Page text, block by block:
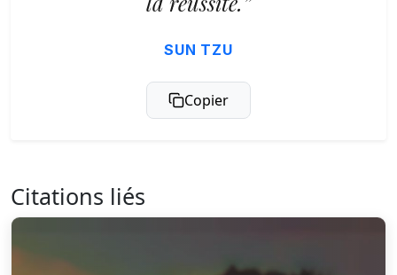
SUN TZU
Copier
Citations liés